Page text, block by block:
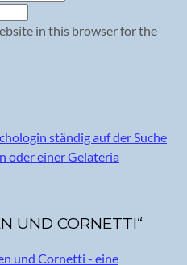
in this browser for the
UND CORNETTI“